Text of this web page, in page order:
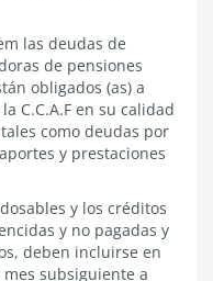
las deudas de
de pensiones
obligados (as) a
C.C.A.F en su calidad
como deudas por
y prestaciones
y los créditos
y no pagadas y
deben incluirse en
subsiguiente a